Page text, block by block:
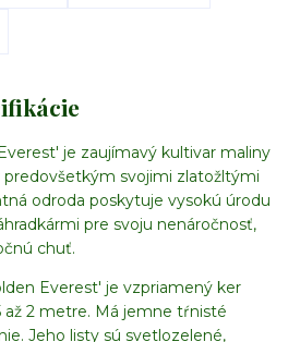
je zaujímavý kultivar maliny
predovšetkým svojimi zlatožltými
odroda poskytuje vysokú úrodu
pre svoju nenáročnosť,
chuť.
Everest' je vzpriamený ker
až 2 metre. Má jemne tŕnisté
Jeho listy sú svetlozelené,